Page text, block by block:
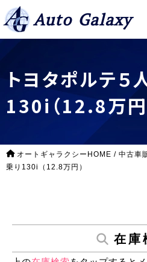
Auto Galaxy
トヨタポルテ５
130i（12.8万円
オートギャラクシーHOME / 中古車
乗り130i（12.8万円）
在庫